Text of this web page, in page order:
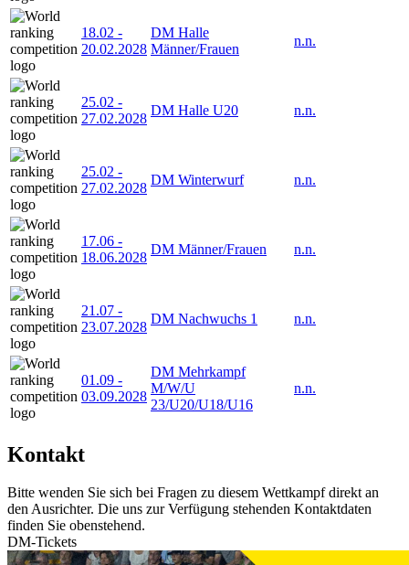
18.02 -
20.02.2028
DM Halle
Männer/Frauen
n.n.
25.02 -
27.02.2028
DM Halle U20 n.n.
25.02 -
27.02.2028
DM Winterwurf n.n.
17.06 -
18.06.2028
DM Männer/Frauen n.n.
21.07 -
23.07.2028
DM Nachwuchs 1 n.n.
01.09 -
03.09.2028
DM Mehrkampf
M/W/U
23/U20/U18/U16
n.n.
Kontakt
Bitte wenden Sie sich bei Fragen zu diesem Wettkampf direkt an
den Ausrichter. Die uns zur Verfügung stehenden Kontaktdaten
finden Sie obenstehend.
DM-Tickets